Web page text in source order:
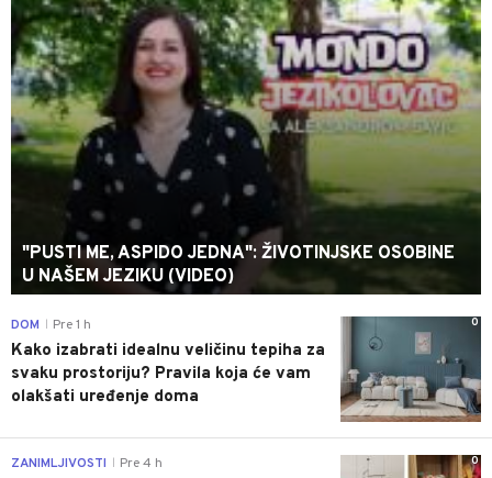
"PUSTI ME, ASPIDO JEDNA": ŽIVOTINJSKE OSOBINE
U NAŠEM JEZIKU (VIDEO)
0
DOM Pre 1 h
Kako izabrati idealnu veličinu tepiha za
svaku prostoriju? Pravila koja će vam
olakšati uređenje doma
0
ZANIMLJIVOSTI Pre 4 h